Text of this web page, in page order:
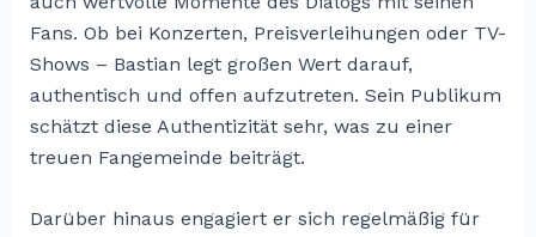
Fans. Ob bei Konzerten, Preisverleihungen oder TV-
Shows – Bastian legt großen Wert darauf,
authentisch und offen aufzutreten. Sein Publikum
schätzt diese Authentizität sehr, was zu einer
treuen Fangemeinde beiträgt.
Darüber hinaus engagiert er sich regelmäßig für